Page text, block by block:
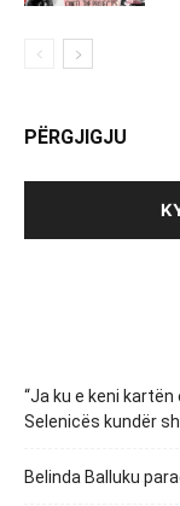
PËRGJIGJU
“Ja ku e keni
Selenicës kundër
Belinda Balluku